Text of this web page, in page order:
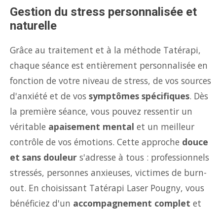
Gestion du stress personnalisée et
naturelle
Grâce au traitement et à la méthode Tatérapi,
chaque séance est entièrement personnalisée en
fonction de votre niveau de stress, de vos sources
d'anxiété et de vos symptômes spécifiques. Dès
la première séance, vous pouvez ressentir un
véritable apaisement mental et un meilleur
contrôle de vos émotions. Cette approche douce
et sans douleur s'adresse à tous : professionnels
stressés, personnes anxieuses, victimes de burn-
out. En choisissant Tatérapi Laser Pougny, vous
bénéficiez d'un accompagnement complet et